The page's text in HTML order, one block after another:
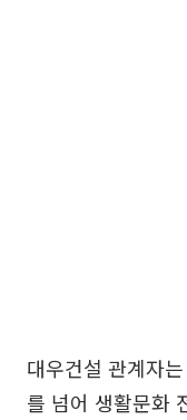
대우건설 관계자
를 넘어 생활문화